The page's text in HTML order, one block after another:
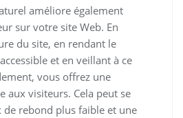
améliore également
sur votre site Web. En
du site, en rendant le
et en veillant à ce
vous offrez une
aux visiteurs. Cela peut se
rebond plus faible et une